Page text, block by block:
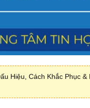
Hiệu, Cách Khắc Phục